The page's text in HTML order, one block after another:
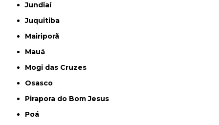
Jundiaí
Juquitiba
Mairiporã
Mauá
Mogi das Cruzes
Osasco
Pirapora do Bom Jesus
Poá